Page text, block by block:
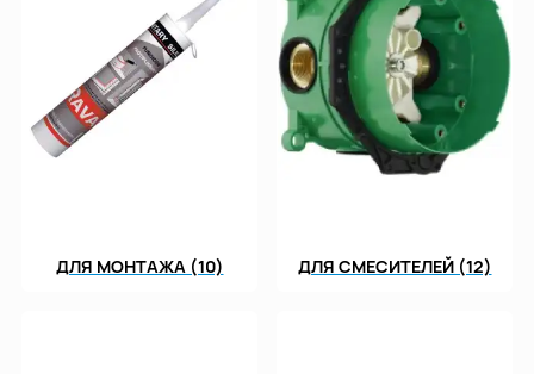
ДЛЯ МОНТАЖА (10) ДЛЯ СМЕСИТЕЛЕЙ (12)